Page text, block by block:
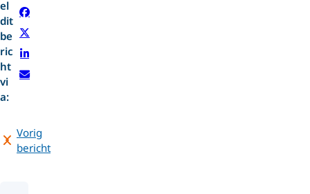
el
dit
be
ric
ht
vi
a:
Vorig
bericht